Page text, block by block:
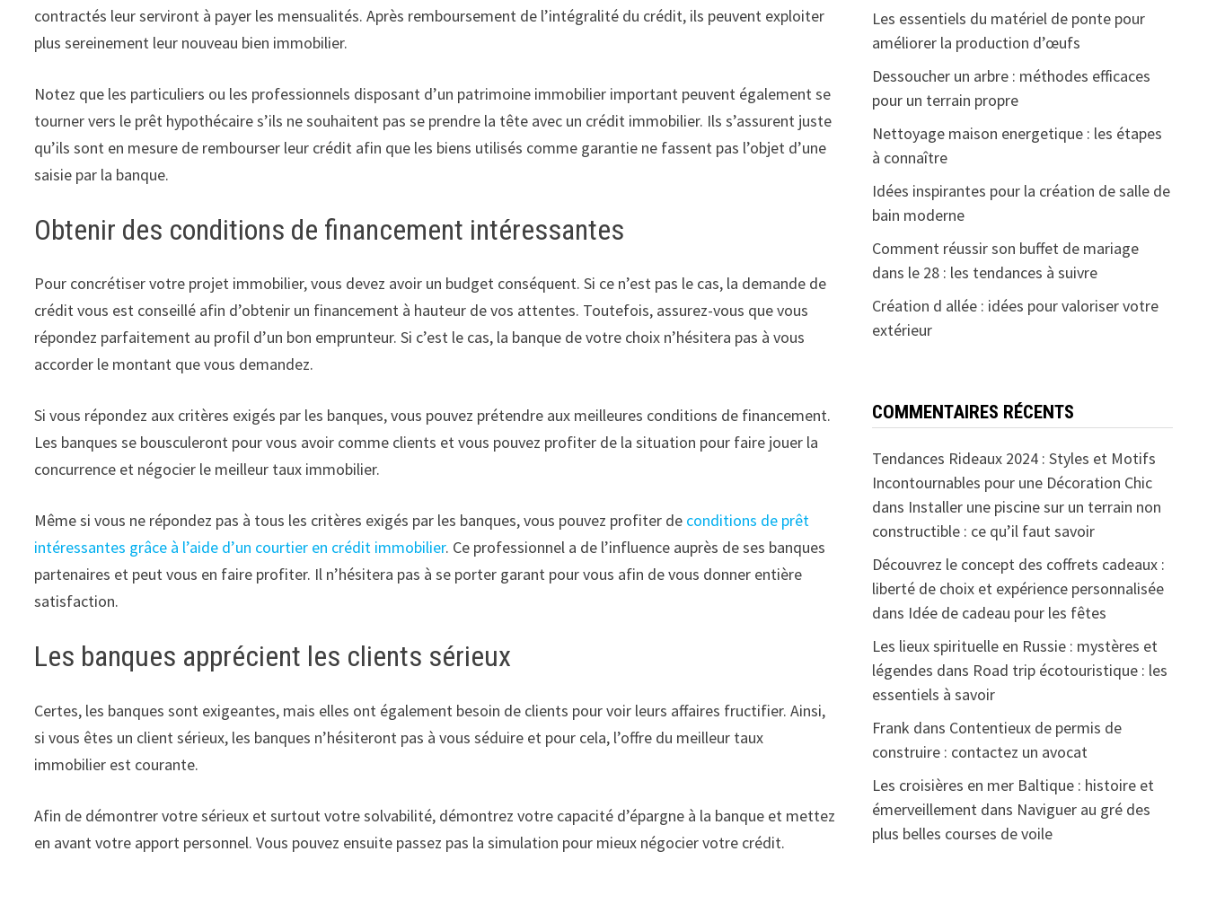
contractés leur serviront à payer les mensualités. Après remboursement de l’intégralité du crédit, ils peuvent exploiter
plus sereinement leur nouveau bien immobilier.
Notez que les particuliers ou les professionnels disposant d’un patrimoine immobilier important peuvent également se
tourner vers le prêt hypothécaire s’ils ne souhaitent pas se prendre la tête avec un crédit immobilier. Ils s’assurent juste
qu’ils sont en mesure de rembourser leur crédit afin que les biens utilisés comme garantie ne fassent pas l’objet d’une
saisie par la banque.
Obtenir des conditions de financement intéressantes
Pour concrétiser votre projet immobilier, vous devez avoir un budget conséquent. Si ce n’est pas le cas, la demande de
crédit vous est conseillé afin d’obtenir un financement à hauteur de vos attentes. Toutefois, assurez-vous que vous
répondez parfaitement au profil d’un bon emprunteur. Si c’est le cas, la banque de votre choix n’hésitera pas à vous
accorder le montant que vous demandez.
Si vous répondez aux critères exigés par les banques, vous pouvez prétendre aux meilleures conditions de financement.
Les banques se bousculeront pour vous avoir comme clients et vous pouvez profiter de la situation pour faire jouer la
concurrence et négocier le meilleur taux immobilier.
Même si vous ne répondez pas à tous les critères exigés par les banques, vous pouvez profiter de conditions de prêt
intéressantes grâce à l’aide d’un courtier en crédit immobilier. Ce professionnel a de l’influence auprès de ses banques
partenaires et peut vous en faire profiter. Il n’hésitera pas à se porter garant pour vous afin de vous donner entière
satisfaction.
Les banques apprécient les clients sérieux
Certes, les banques sont exigeantes, mais elles ont également besoin de clients pour voir leurs affaires fructifier. Ainsi,
si vous êtes un client sérieux, les banques n’hésiteront pas à vous séduire et pour cela, l’offre du meilleur taux
immobilier est courante.
Afin de démontrer votre sérieux et surtout votre solvabilité, démontrez votre capacité d’épargne à la banque et mettez
en avant votre apport personnel. Vous pouvez ensuite passez pas la simulation pour mieux négocier votre crédit.
Les essentiels du matériel de ponte pour
améliorer la production d’œufs
Dessoucher un arbre : méthodes efficaces
pour un terrain propre
Nettoyage maison energetique : les étapes
à connaître
Idées inspirantes pour la création de salle de
bain moderne
Comment réussir son buffet de mariage
dans le 28 : les tendances à suivre
Création d allée : idées pour valoriser votre
extérieur
COMMENTAIRES RÉCENTS
Tendances Rideaux 2024 : Styles et Motifs
Incontournables pour une Décoration Chic
dans Installer une piscine sur un terrain non
constructible : ce qu’il faut savoir
Découvrez le concept des coffrets cadeaux :
liberté de choix et expérience personnalisée
dans Idée de cadeau pour les fêtes
Les lieux spirituelle en Russie : mystères et
légendes dans Road trip écotouristique : les
essentiels à savoir
Frank dans Contentieux de permis de
construire : contactez un avocat
Les croisières en mer Baltique : histoire et
émerveillementdans Naviguer au gré des
plus belles courses de voile